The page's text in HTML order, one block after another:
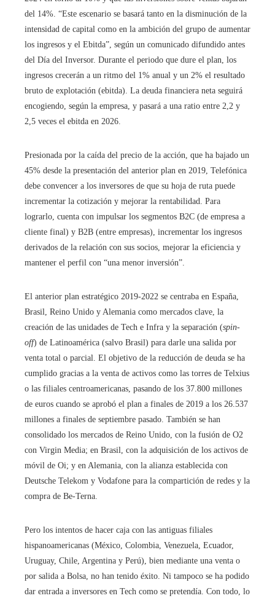
del 14%. “Este escenario se basará tanto en la disminución de la
intensidad de capital como en la ambición del grupo de aumentar
los ingresos y el Ebitda”, según un comunicado difundido antes
del Día del Inversor. Durante el periodo que dure el plan, los
ingresos crecerán a un ritmo del 1% anual y un 2% el resultado
bruto de explotación (ebitda). La deuda financiera neta seguirá
encogiendo, según la empresa, y pasará a una ratio entre 2,2 y
2,5 veces el ebitda en 2026.
Presionada por la caída del precio de la acción, que ha bajado un
45% desde la presentación del anterior plan en 2019, Telefónica
debe convencer a los inversores de que su hoja de ruta puede
incrementar la cotización y mejorar la rentabilidad. Para
lograrlo, cuenta con impulsar los segmentos B2C (de empresa a
cliente final) y B2B (entre empresas), incrementar los ingresos
derivados de la relación con sus socios, mejorar la eficiencia y
mantener el perfil con “una menor inversión”.
El anterior plan estratégico 2019-2022 se centraba en España,
Brasil, Reino Unido y Alemania como mercados clave, la
creación de las unidades de Tech e Infra y la separación (spin-
off) de Latinoamérica (salvo Brasil) para darle una salida por
venta total o parcial. El objetivo de la reducción de deuda se ha
cumplido gracias a la venta de activos como las torres de Telxius
o las filiales centroamericanas, pasando de los 37.800 millones
de euros cuando se aprobó el plan a finales de 2019 a los 26.537
millones a finales de septiembre pasado. También se han
consolidado los mercados de Reino Unido, con la fusión de O2
con Virgin Media; en Brasil, con la adquisición de los activos de
móvil de Oi; y en Alemania, con la alianza establecida con
Deutsche Telekom y Vodafone para la compartición de redes y la
compra de Be-Terna.
Pero los intentos de hacer caja con las antiguas filiales
hispanoamericanas (México, Colombia, Venezuela, Ecuador,
Uruguay, Chile, Argentina y Perú), bien mediante una venta o
por salida a Bolsa, no han tenido éxito. Ni tampoco se ha podido
dar entrada a inversores en Tech como se pretendía. Con todo, lo